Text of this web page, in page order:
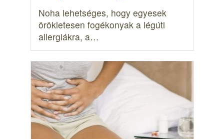
Noha lehetséges, hogy egyesek
örökletesen fogékonyak a légúti
allergiákra, a…